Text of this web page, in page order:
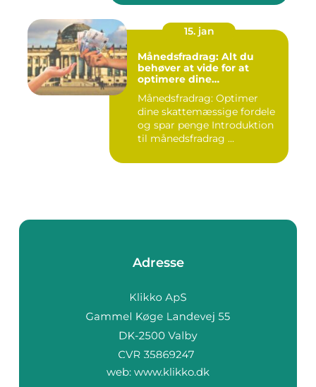
15. jan
Månedsfradrag: Alt du
behøver at vide for at
optimere dine
Månedsfradrag: Optimer
dine skattemæssige fordele
og spar penge Introduktion
til månedsfradrag ...
Adresse
web: www.klikko.dk